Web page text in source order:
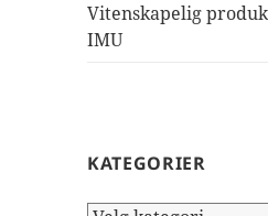
Vitenskapelig
IMU
KATEGORIER